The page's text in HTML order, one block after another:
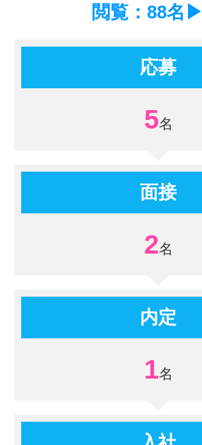
閲覧：88名▶
応募
5
面接
2
内定
1